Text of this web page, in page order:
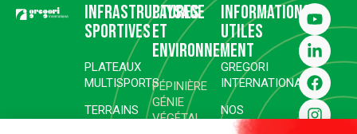
Infrastructures
sportives
PLATEAUX
MULTISPORTS
TERRAINS
Paysage
et
environnement
PÉPINIÈRE
GÉNIE
VÉGÉTAL
Informations
utiles
GREGORI
INTERNATIONAL
NOS
RÉALISATIONS